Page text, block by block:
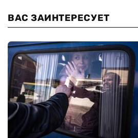
ВАС ЗАИНТЕРЕСУЕТ